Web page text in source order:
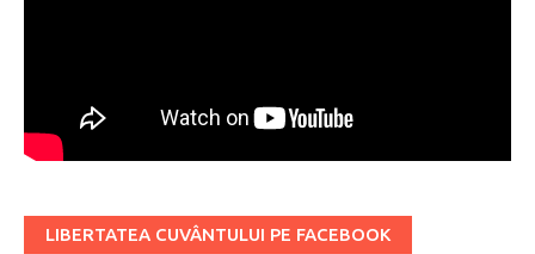
LIBERTATEA CUVÂNTULUI PE FACEBOOK